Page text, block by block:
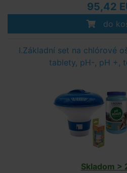
95,42
do
I.Základní set na chlórové
tablety, pH-, pH +,
Skladom >